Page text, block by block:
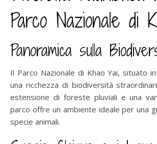
Parco Nazionale di
Panoramica sulla
Il Parco Nazionale di Khao Yai, situato
una ricchezza di biodiversità
estensione di foreste pluviali e una
parco offre un ambiente ideale per una
specie animali.